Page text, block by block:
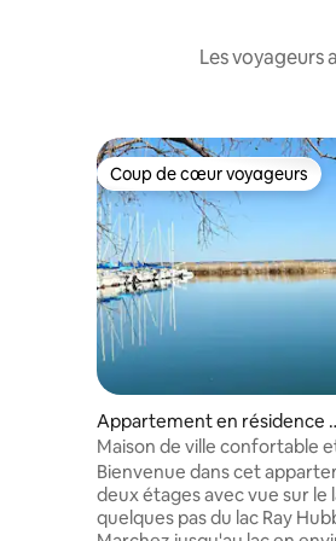
Les
Coup de cœur voyageurs
Coup de cœur voyageurs
Appartement en résidence ⋅
Garland
Maison de ville confortable
avec vue sur le lac
Bienvenue dans cet
deux étages avec vue sur le
quelques pas du lac Ray